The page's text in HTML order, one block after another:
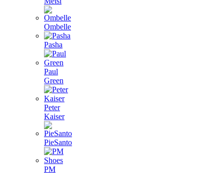
Ombelle
Pasha
Paul
Green
Peter
Kaiser
PieSanto
PM